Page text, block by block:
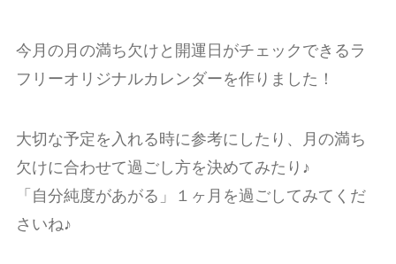
今月の月の満ち欠けと開運日がチェックできるラ
フリーオリジナルカレンダーを作りました！
大切な予定を入れる時に参考にしたり、月の満ち
欠けに合わせて過ごし方を決めてみたり♪
「自分純度があがる」１ヶ月を過ごしてみてくだ
さいね♪